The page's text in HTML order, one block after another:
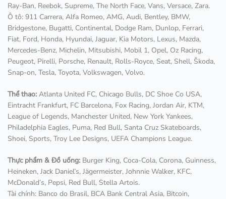
Ray-Ban, Reebok, Supreme, The North Face, Vans, Versace, Zara.
Ô tô: 911 Carrera, Alfa Romeo, AMG, Audi, Bentley, BMW,
Bridgestone, Bugatti, Continental, Dodge Ram, Dunlop, Ferrari,
Fiat, Ford, Honda, Hyundai, Jaguar, Kia Motors, Lexus, Mazda,
Mercedes-Benz, Michelin, Mitsubishi, Mobil 1, Opel, Oz Racing,
Peugeot, Pirelli, Porsche, Renault, Rolls-Royce, Seat, Shell, Škoda,
Snap-on, Tesla, Toyota, Volkswagen, Volvo.
Thể thao: Atlanta United FC, Chicago Bulls, DC Shoe Co USA,
Eintracht Frankfurt, FC Barcelona, Fox Racing, Jordan Air, KTM,
League of Legends, Manchester United, New York Yankees,
Philadelphia Eagles, Puma, Red Bull, Santa Cruz Skateboards,
Shoei, Sports, Troy Lee Designs, UEFA Champions League.
Thực phẩm & Đồ uống: Burger King, Coca-Cola, Corona, Guinness,
Heineken, Jack Daniel’s, Jägermeister, Johnnie Walker, KFC,
McDonald’s, Pepsi, Red Bull, Stella Artois.
Tài chính: Banco do Brasil, BCA Bank Central Asia, Bitcoin,